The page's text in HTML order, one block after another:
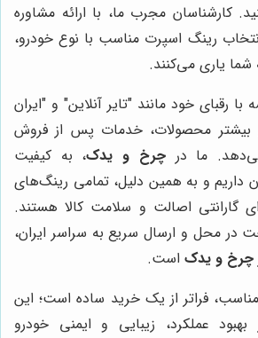
کارشناسان مجرب ما، با ارائه مشاوره
رینگ اسپرت مناسب با نوع خودرو،
یاری می‌کنند.
با رقبای خود مانند "تایر آنلاین" و "ایران
بیشتر محصولات، خدمات پس از فروش
می‌دهد. ما درچرخ و یدک، به کیفیت
داریم و به همین دلیل، تمامی رینگ‌های
گارانتی اصالت و سلامت کالا هستند.
در محل و ارسال سریع به سراسر ایران،
چرخ و یدک است.
فراتر از یک خرید ساده است؛ این
عملکرد، زیبایی و ایمنی خودرو